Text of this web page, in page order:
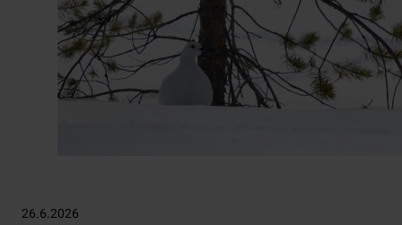
26.6.2026